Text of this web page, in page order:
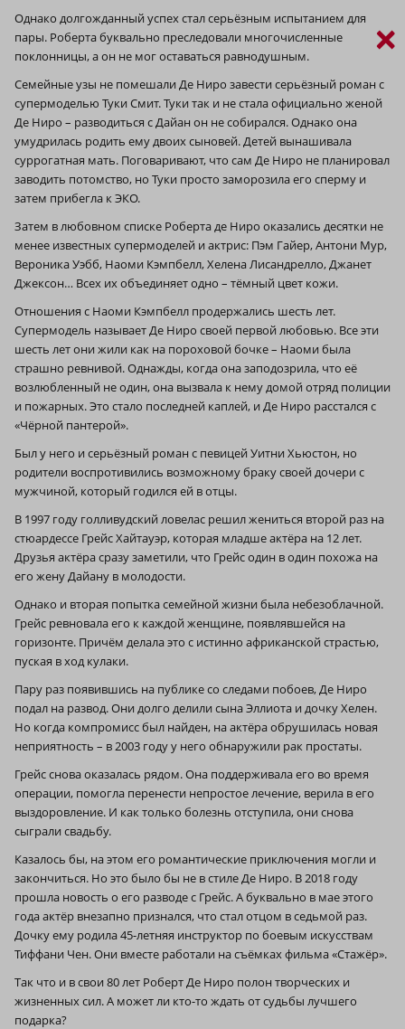
Однако долгожданный успех стал серьёзным испытанием для
пары. Роберта буквально преследовали многочисленные
поклонницы, а он не мог оставаться равнодушным.
Семейные узы не помешали Де Ниро завести серьёзный роман с
супермоделью Туки Смит. Туки так и не стала официально женой
Де Ниро – разводиться с Дайан он не собирался. Однако она
умудрилась родить ему двоих сыновей. Детей вынашивала
суррогатная мать. Поговаривают, что сам Де Ниро не планировал
заводить потомство, но Туки просто заморозила его сперму и
затем прибегла к ЭКО.
Затем в любовном списке Роберта де Ниро оказались десятки не
менее известных супермоделей и актрис: Пэм Гайер, Антони Мур,
Вероника Уэбб, Наоми Кэмпбелл, Хелена Лисандрелло, Джанет
Джексон… Всех их объединяет одно – тёмный цвет кожи.
Отношения с Наоми Кэмпбелл продержались шесть лет.
Супермодель называет Де Ниро своей первой любовью. Все эти
шесть лет они жили как на пороховой бочке – Наоми была
страшно ревнивой. Однажды, когда она заподозрила, что её
возлюбленный не один, она вызвала к нему домой отряд полиции
и пожарных. Это стало последней каплей, и Де Ниро расстался с
«Чёрной пантерой».
Был у него и серьёзный роман с певицей Уитни Хьюстон, но
родители воспротивились возможному браку своей дочери с
мужчиной, который годился ей в отцы.
В 1997 году голливудский ловелас решил жениться второй раз на
стюардессе Грейс Хайтауэр, которая младше актёра на 12 лет.
Друзья актёра сразу заметили, что Грейс один в один похожа на
его жену Дайану в молодости.
Однако и вторая попытка семейной жизни была небезоблачной.
Грейс ревновала его к каждой женщине, появлявшейся на
горизонте. Причём делала это с истинно африканской страстью,
пуская в ход кулаки.
Пару раз появившись на публике со следами побоев, Де Ниро
подал на развод. Они долго делили сына Эллиота и дочку Хелен.
Но когда компромисс был найден, на актёра обрушилась новая
неприятность – в 2003 году у него обнаружили рак простаты.
Грейс снова оказалась рядом. Она поддерживала его во время
операции, помогла перенести непростое лечение, верила в его
выздоровление. И как только болезнь отступила, они снова
сыграли свадьбу.
Казалось бы, на этом его романтические приключения могли и
закончиться. Но это было бы не в стиле Де Ниро. В 2018 году
прошла новость о его разводе с Грейс. А буквально в мае этого
года актёр внезапно признался, что стал отцом в седьмой раз.
Дочку ему родила 45-летняя инструктор по боевым искусствам
Тиффани Чен. Они вместе работали на съёмках фильма «Стажёр».
Так что и в свои 80 лет Роберт Де Ниро полон творческих и
жизненных сил. А может ли кто-то ждать от судьбы лучшего
подарка?
×